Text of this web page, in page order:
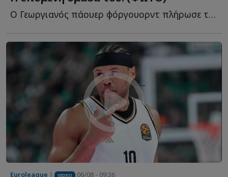
Ο Γεωργιανός πάουερ φόργουορντ πλήρωσε το buy out του σ...
Euroleague | VIDEO 06/08 - 09:36